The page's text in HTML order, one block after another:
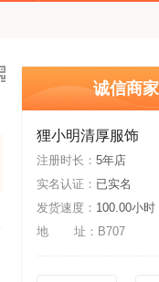
诚信商家
狸小明清厚服饰
注册时长： 5年店
实名认证： 已实名
发货速度： 100.00小时
地 址： B707